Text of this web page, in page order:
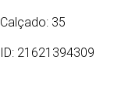
Calçado: 35
ID: 21621394309